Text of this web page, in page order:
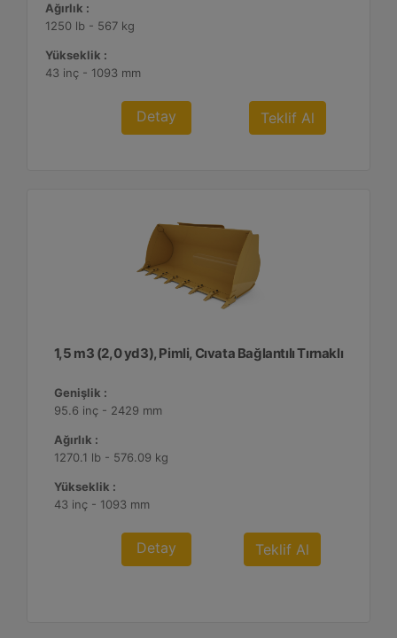
Ağırlık :
1250 lb - 567 kg
Yükseklik :
43 inç - 1093 mm
Detay Teklif Al
1,5 m3 (2,0 yd3), Pimli, Cıvata Bağlantılı Tırnaklı
Genişlik :
95.6 inç - 2429 mm
Ağırlık :
1270.1 lb - 576.09 kg
Yükseklik :
43 inç - 1093 mm
Detay Teklif Al